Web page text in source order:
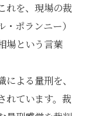
れを、現場の裁
ポランニー）
場という言葉
よる量刑を、
れています。裁